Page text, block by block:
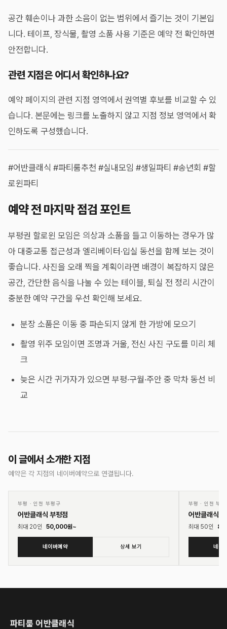
공간 훼손이나 과한 소음이 없는 범위에서 즐기는 것이 기본입
니다. 테이프, 장식물, 촬영 소품 사용 기준은 예약 전 확인하면
안전합니다.
관련 지점은 어디서 확인하나요?
예약 페이지의 관련 지점 영역에서 권역별 후보를 비교할 수 있
습니다. 본문에는 링크를 노출하지 않고 지점 정보 영역에서 확
인하도록 구성했습니다.
#어반클래식 #파티룸추천 #실내모임 #생일파티 #송년회 #할
로윈파티
예약 전 마지막 점검 포인트
부평권 할로윈 모임은 의상과 소품을 들고 이동하는 경우가 많
아 대중교통 접근성과 엘리베이터·입실 동선을 함께 보는 것이
좋습니다. 사진을 오래 찍을 계획이라면 배경이 복잡하지 않은
공간, 간단한 음식을 나눌 수 있는 테이블, 퇴실 전 정리 시간이
충분한 예약 구간을 우선 확인해 보세요.
분장 소품은 이동 중 파손되지 않게 한 가방에 모으기
촬영 위주 모임이면 조명과 거울, 전신 사진 구도를 미리 체
크
늦은 시간 귀가자가 있으면 부평·구월·주안 중 막차 동선 비
교
이 글에서 소개한 지점
예약은 각 지점의 네이버예약으로 연결됩니다.
01
부평 ·인천 부평구
어반클래식 부평점
최대 20인 50,000원~
네이버예약 상세 보기
02
부평 · 인천 부
어반클래식
최대 50인
네이
파티룸 어반클래식